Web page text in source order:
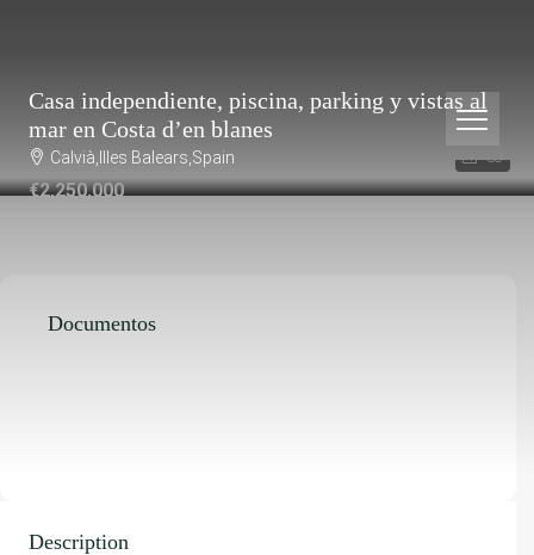
38
Casa independiente, piscina, parking y vistas al
mar en Costa d’en blanes
Calvià,Illes Balears,Spain
€2,250,000
Documentos
Description